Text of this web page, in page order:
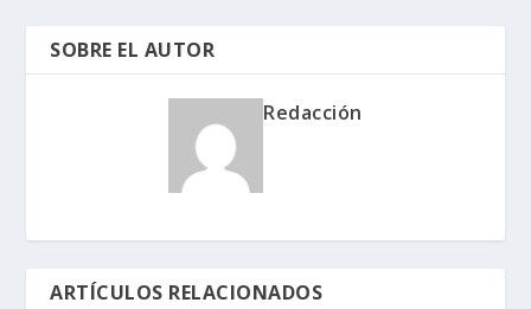
SOBRE EL AUTOR
Redacción
ARTÍCULOS RELACIONADOS